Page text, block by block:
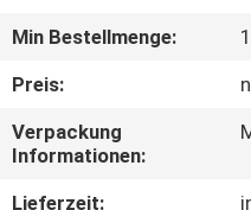
TRETEN
SIE
Min Bestellmenge:
1
Preis:
Verpackung
Informationen:
Lieferzeit: